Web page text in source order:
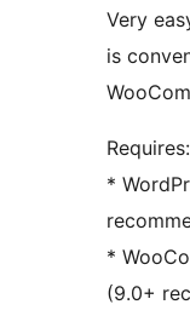
Very
is
Requires:
*
*
(9.0+